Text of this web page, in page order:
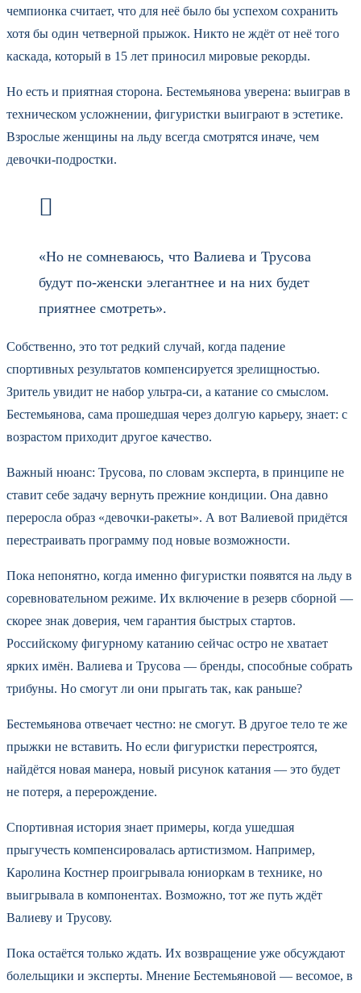
чемпионка считает, что для неё было бы успехом сохранить
хотя бы один четверной прыжок. Никто не ждёт от неё того
каскада, который в 15 лет приносил мировые рекорды.
Но есть и приятная сторона. Бестемьянова уверена: выиграв в
техническом усложнении, фигуристки выиграют в эстетике.
Взрослые женщины на льду всегда смотрятся иначе, чем
девочки-подростки.
«Но не сомневаюсь, что Валиева и Трусова
будут по-женски элегантнее и на них будет
приятнее смотреть».
Собственно, это тот редкий случай, когда падение
спортивных результатов компенсируется зрелищностью.
Зритель увидит не набор ультра-си, а катание со смыслом.
Бестемьянова, сама прошедшая через долгую карьеру, знает: с
возрастом приходит другое качество.
Важный нюанс: Трусова, по словам эксперта, в принципе не
ставит себе задачу вернуть прежние кондиции. Она давно
переросла образ «девочки-ракеты». А вот Валиевой придётся
перестраивать программу под новые возможности.
Пока непонятно, когда именно фигуристки появятся на льду в
соревновательном режиме. Их включение в резерв сборной —
скорее знак доверия, чем гарантия быстрых стартов.
Российскому фигурному катанию сейчас остро не хватает
ярких имён. Валиева и Трусова — бренды, способные собрать
трибуны. Но смогут ли они прыгать так, как раньше?
Бестемьянова отвечает честно: не смогут. В другое тело те же
прыжки не вставить. Но если фигуристки перестроятся,
найдётся новая манера, новый рисунок катания — это будет
не потеря, а перерождение.
Спортивная история знает примеры, когда ушедшая
прыгучесть компенсировалась артистизмом. Например,
Каролина Костнер проигрывала юниоркам в технике, но
выигрывала в компонентах. Возможно, тот же путь ждёт
Валиеву и Трусову.
Пока остаётся только ждать. Их возвращение уже обсуждают
болельщики и эксперты. Мнение Бестемьяновой — весомое, в